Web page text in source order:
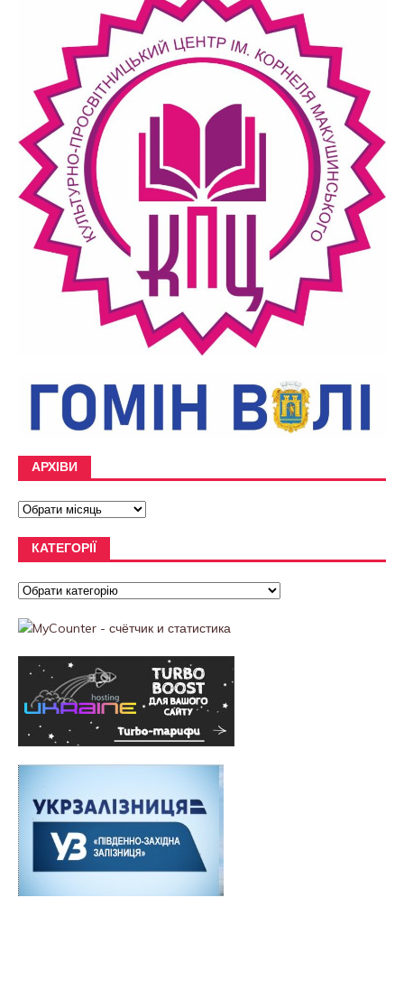
АРХІВИ
КАТЕГОРІЇ